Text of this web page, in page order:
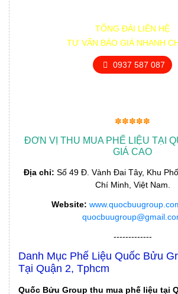
TỔNG ĐÀI LIÊN HỆ
TƯ VẤN BÁO GIÁ NHANH
0937 587 087
✽✽✽✽✽
ĐƠN VỊ THU MUA PHẾ LIỆU TẠI
GIÁ CAO
Địa chỉ: Số 49 Đ. Vành Đai Tây, Khu
Chí Minh, Việt Nam.
Website:
-------------
Danh Mục Phế Liệu Quốc Bửu
Tại Quận 2, Tphcm
Quốc Bửu Group thu mua phế liệu tại